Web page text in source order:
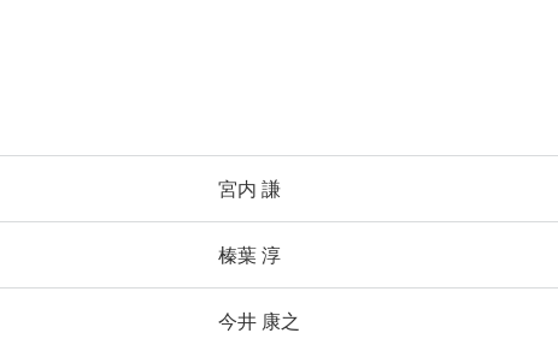
宮内 謙
榛葉 淳
今井 康之